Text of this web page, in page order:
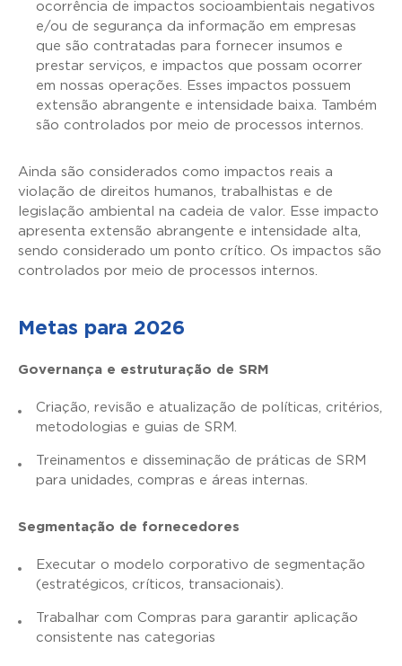
ocorrência de impactos socioambientais negativos
e/ou de segurança da informação em empresas
que são contratadas para fornecer insumos e
prestar serviços, e impactos que possam ocorrer
em nossas operações. Esses impactos possuem
extensão abrangente e intensidade baixa. Também
são controlados por meio de processos internos.
Ainda são considerados como impactos reais a
violação de direitos humanos, trabalhistas e de
legislação ambiental na cadeia de valor. Esse impacto
apresenta extensão abrangente e intensidade alta,
sendo considerado um ponto crítico. Os impactos são
controlados por meio de processos internos.
Metas para 2026
Governança e estruturação de SRM
Criação, revisão e atualização de políticas, critérios,
metodologias e guias de SRM.
Treinamentos e disseminação de práticas de SRM
para unidades, compras e áreas internas.
Segmentação de fornecedores
Executar o modelo corporativo de segmentação
(estratégicos, críticos, transacionais).
Trabalhar com Compras para garantir aplicação
consistente nas categorias